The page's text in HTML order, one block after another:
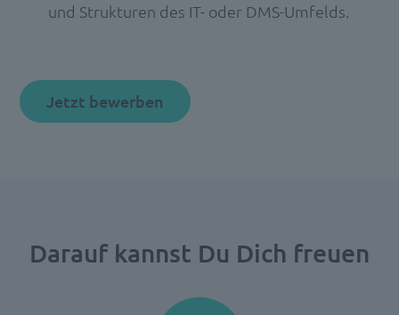
und Strukturen des IT- oder DMS-Umfelds.
Jetzt bewerben
Darauf kannst Du Dich freuen